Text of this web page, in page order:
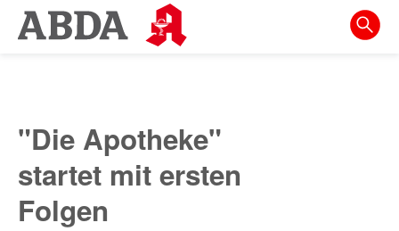
Springe
direkt
zur
Meta-
Navigation
"Die Apotheke"
startet mit ersten
Folgen